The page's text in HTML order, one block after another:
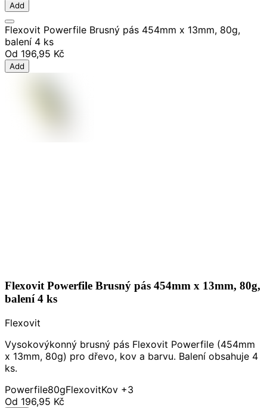
Add
Flexovit Powerfile Brusný pás 454mm x 13mm, 80g,
balení 4 ks
Od 196,95 Kč
Add
Flexovit Powerfile Brusný pás 454mm x 13mm, 80g,
balení 4 ks
Flexovit
Vysokovýkonný brusný pás Flexovit Powerfile (454mm
x 13mm, 80g) pro dřevo, kov a barvu. Balení obsahuje 4
ks.
Powerfile80gFlexovitKov +3
Od 196,95 Kč